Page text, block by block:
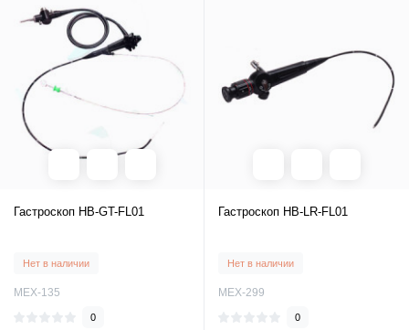
Гастроскоп HB-GT-FL01
Нет в наличии
MEX-135
0
Гастроскоп HB-LR-FL01
Нет в наличии
MEX-299
0